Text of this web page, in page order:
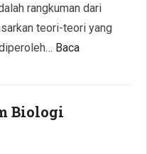
rangkuman dari
teori-teori yang
Baca
Biologi